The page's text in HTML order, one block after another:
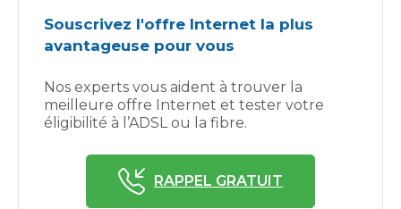
Souscrivez l'offre Internet la plus
avantageuse pour vous
Nos experts vous aident à trouver la
meilleure offre Internet et tester votre
éligibilité à l’ADSL ou la fibre.
RAPPEL GRATUIT